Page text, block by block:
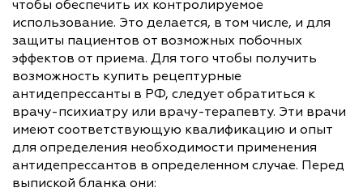
чтобы обеспечить их контролируемое
использование. Это делается, в том числе, и для
защиты пациентов от возможных побочных
эффектов от приема. Для того чтобы получить
возможность купить рецептурные
антидепрессанты в РФ, следует обратиться к
врачу-психиатру или врачу-терапевту. Эти врачи
имеют соответствующую квалификацию и опыт
для определения необходимости применения
антидепрессантов в определенном случае. Перед
выпиской бланка они: